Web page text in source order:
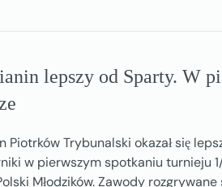
lepszy od Sparty. W
Piotrków Trybunalski okazał się
w pierwszym spotkaniu turnieju 1/
Młodzików. Zawody rozgrywane